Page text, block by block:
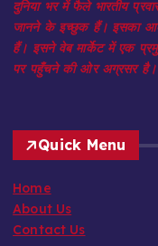
दुनिया भर में फैले भारतीय
जानने के इच्छुक हैं। इसका
हैं। इसने वेब मार्केट में एक
पर पहुँचने की ओर अग्रसर है।
Quick Menu
Home
About Us
Contact Us